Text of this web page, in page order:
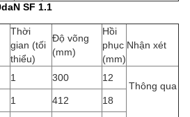
SF 1.1
Thời
gian (tối
thiểu)
Độ võng
(mm)
Hồi
phục
(mm)
Nhận xét
1 300 12
Thông qua
1 412 18